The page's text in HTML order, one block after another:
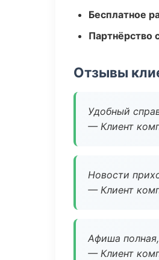
Бесплатное
Партнёрство
Отзывы
Удобный
— Клиент
Новости
— Клиент
Афиша
— Клиент